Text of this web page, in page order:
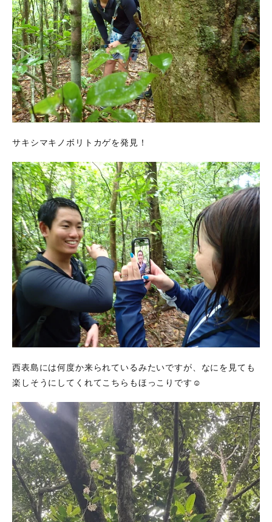
サキシマキノボリトカゲを発見！
西表島には何度か来られているみたいですが、なにを見ても
楽しそうにしてくれてこちらもほっこりです☺️